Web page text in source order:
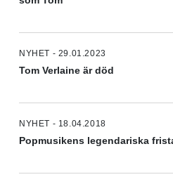
NYHET - 29.01.2023
Tom Verlaine är död
NYHET - 18.04.2018
Popmusikens legendariska